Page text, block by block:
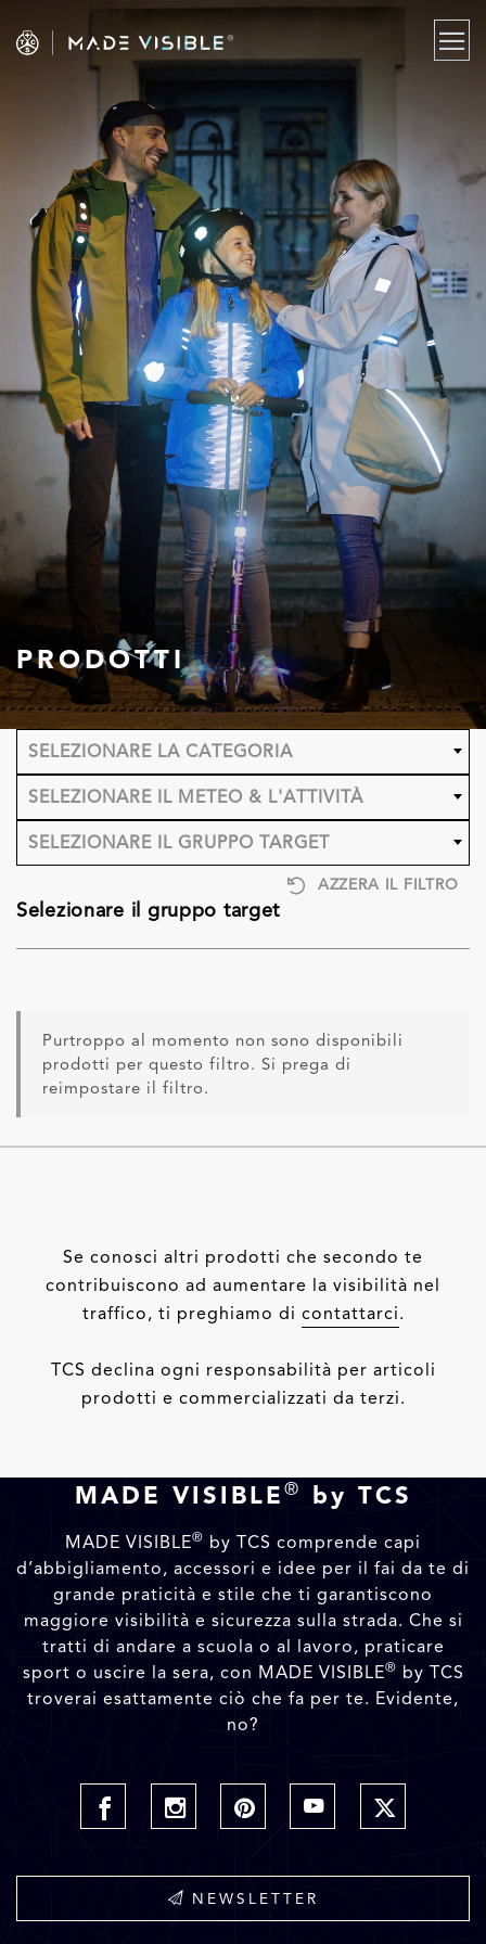
PRODOTTI
SELEZIONARE LA CATEGORIA
SELEZIONARE IL METEO & L'ATTIVITÀ
SELEZIONARE IL GRUPPO TARGET
AZZERA IL FILTRO
Selezionare il gruppo target
Purtroppo al momento non sono disponibili
prodotti per questo filtro. Si prega di
reimpostare il filtro.
Se conosci altri prodotti che secondo te
contribuiscono ad aumentare la visibilità nel
traffico, ti preghiamo di contattarci.
TCS declina ogni responsabilità per articoli
prodotti e commercializzati da terzi.
MADE VISIBLE ® by TCS
MADE VISIBLE® by TCS comprende capi
d’abbigliamento, accessori e idee per il fai da te di
grande praticità e stile che ti garantiscono
maggiore visibilità e sicurezza sulla strada. Che si
tratti di andare a scuola o al lavoro, praticare
sport o uscire la sera, con MADE VISIBLE® by TCS
troverai esattamente ciò che fa per te. Evidente,
no?
NEWSLETTER